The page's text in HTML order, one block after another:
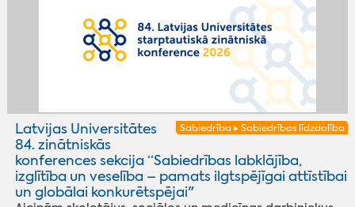
Sabiedrība ▸ Sabiedrības līdzdalība
Latvijas Universitātes
84. zinātniskās
konferences sekcija “Sabiedrības labklājība,
izglītība un veselība – pamats ilgtspējīgai attīstībai
un globālai konkurētspējai"